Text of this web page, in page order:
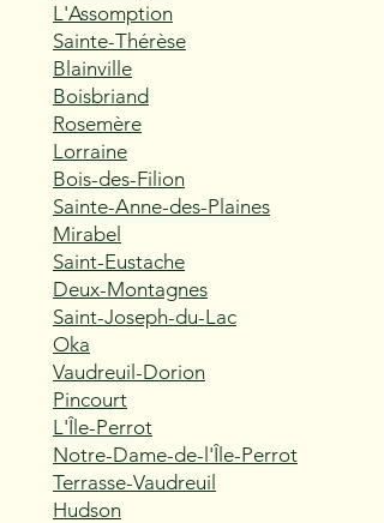
L'Assomption
Sainte-Thérèse
Blainville
Boisbriand
Rosemère
Lorraine
Bois-des-Filion
Sainte-Anne-des-Plaines
Mirabel
Saint-Eustache
Deux-Montagnes
Saint-Joseph-du-Lac
Oka
Vaudreuil-Dorion
Pincourt
L'Île-Perrot
Notre-Dame-de-l'Île-Perrot
Terrasse-Vaudreuil
Hudson